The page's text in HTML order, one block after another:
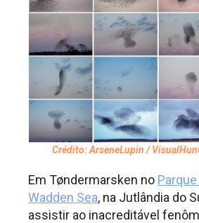
Crédito: ArseneLupin /
Em Tøndermarsken no
Wadden Sea, na Jutlândia do
assistir ao inacreditável